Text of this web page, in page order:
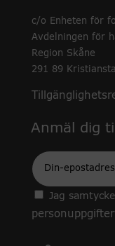
c/o Enheten för
Avdelningen för
Region Skåne
291 89
Anmäl dig
Epost
Jag
personuppgifter